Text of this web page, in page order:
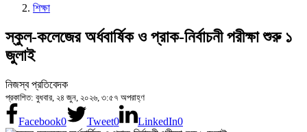
শিক্ষা
স্কুল-কলেজের অর্ধবার্ষিক ও প্রাক-নির্বাচনী পরীক্ষা শুরু ১
জুলাই
নিজস্ব প্রতিবেদক
প্রকাশিত: বুধবার, ২৪ জুন, ২০২৬, ৩:৫৭ অপরাহ্ণ
Facebook0 Tweet0 LinkedIn0